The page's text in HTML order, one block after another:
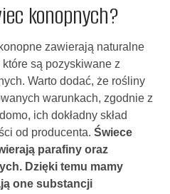
konopnych?
zawierają naturalne
są pozyskiwane z
Warto dodać, że rośliny
warunkach, zgodnie z
ich dokładny skład
od producenta. Świece
parafiny oraz
Dzięki temu mamy
one substancji